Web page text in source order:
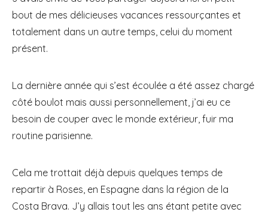
bout de mes délicieuses vacances ressourçantes et
totalement dans un autre temps, celui du moment
présent.
La dernière année qui s’est écoulée a été assez chargé
côté boulot mais aussi personnellement, j’ai eu ce
besoin de couper avec le monde extérieur, fuir ma
routine parisienne.
Cela me trottait déjà depuis quelques temps de
repartir à Roses, en Espagne dans la région de la
Costa Brava. J’y allais tout les ans étant petite avec